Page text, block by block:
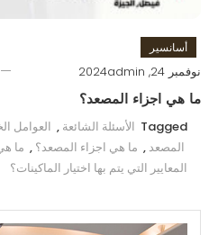
أسانسير
نوفمبر 24, 2024 admin
ما هي اجزاء المصعد؟
Tagged الأسئلة الشائعة , العوامل
المصعد , ما هي اجزاء المصعد؟ , ما
المعايير التي يتم بها اختيار الماكينات؟